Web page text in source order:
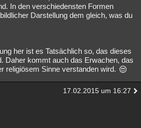
In den verschiedensten Formen
Darstellung dem gleich, was du
her ist es Tatsächlich so, das dieses
Daher kommt auch das Erwachen, das
religiösem Sinne verstanden wird.
17.02.2015 um 16:27